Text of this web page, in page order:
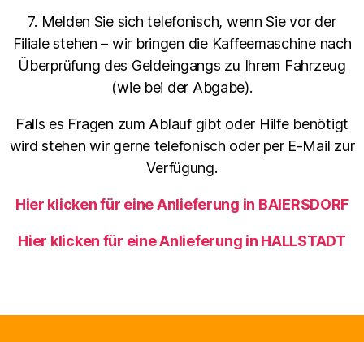
7. Melden Sie sich telefonisch, wenn Sie vor der
Filiale stehen – wir bringen die Kaffeemaschine nach
Überprüfung des Geldeingangs zu Ihrem Fahrzeug
(wie bei der Abgabe).
Falls es Fragen zum Ablauf gibt oder Hilfe benötigt
wird stehen wir gerne telefonisch oder per E-Mail zur
Verfügung.
Hier klicken für eine Anlieferung in BAIERSDORF
Hier klicken für eine Anlieferung in HALLSTADT